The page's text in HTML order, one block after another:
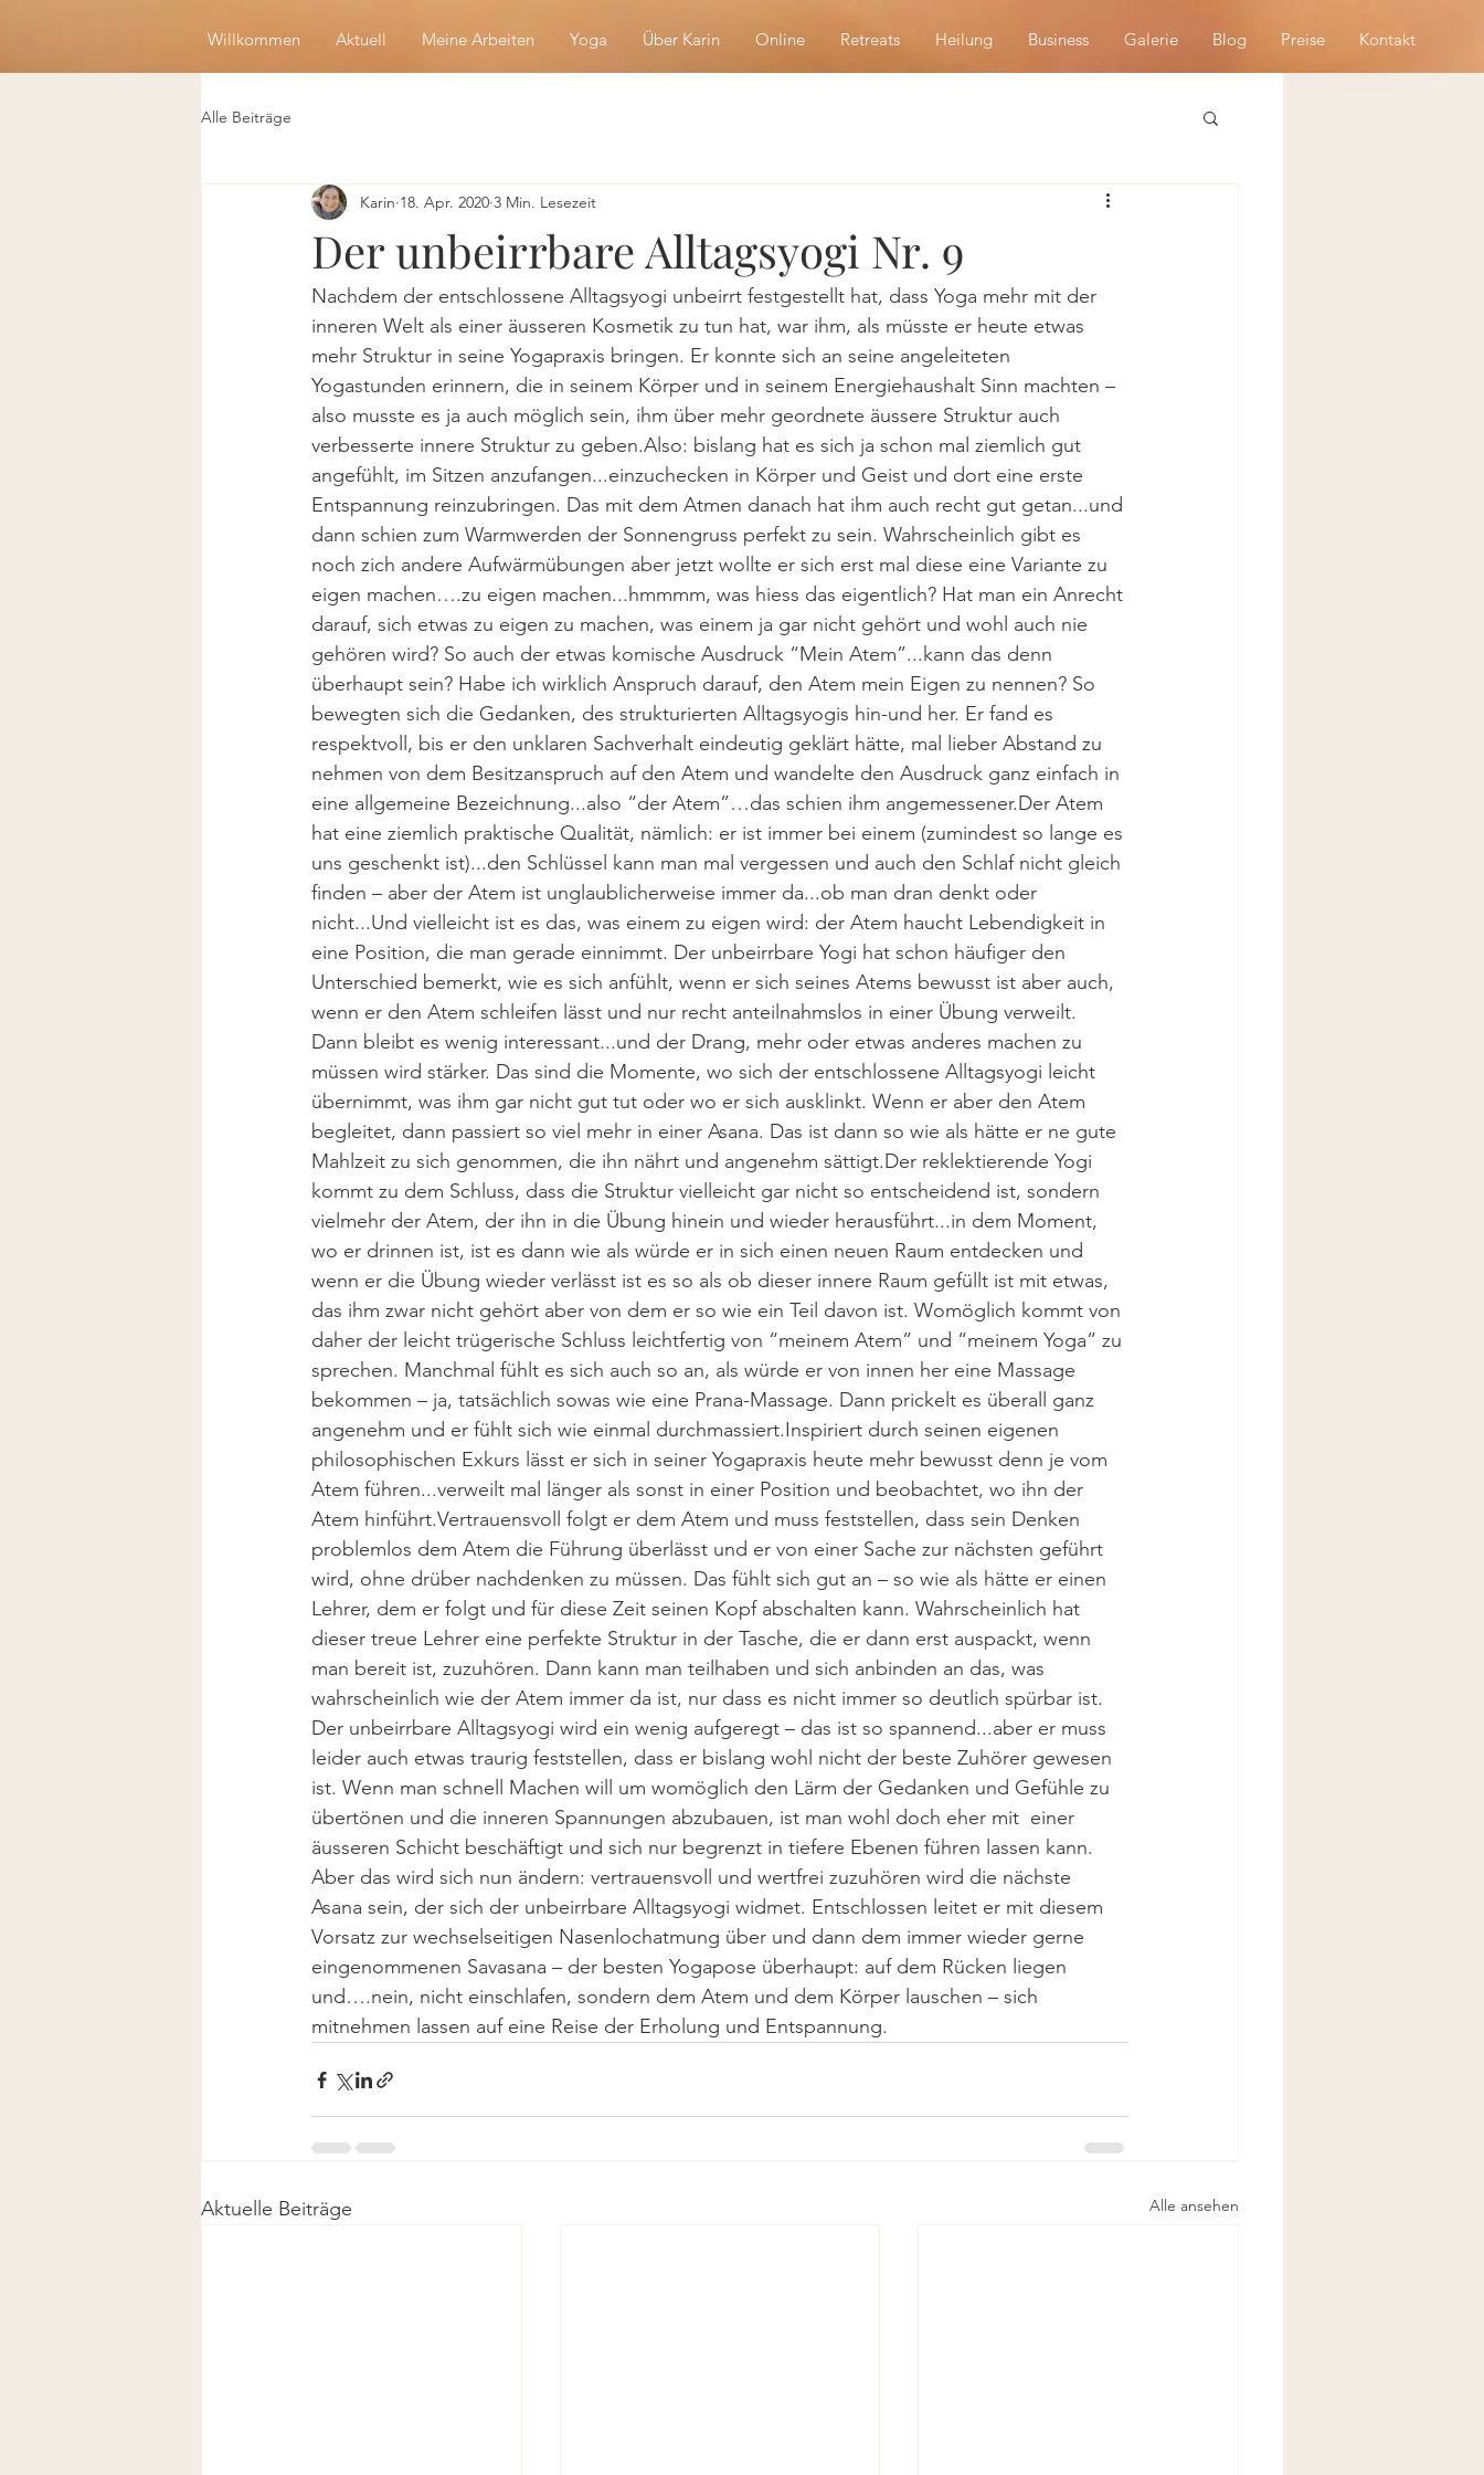
Willkommen Aktuell Meine Arbeiten Yoga Über Karin Online Retreats Heilung Business Galerie Blog Preise Kontakt
Alle Beiträge
Der unbeirrbare Alltagsyogi Nr. 9
Karin 18. Apr. 2020 3 Min. Lesezeit
Nachdem der entschlossene Alltagsyogi unbeirrt festgestellt hat, dass Yoga mehr mit der
inneren Welt als einer äusseren Kosmetik zu tun hat, war ihm, als müsste er heute etwas
mehr Struktur in seine Yogapraxis bringen. Er konnte sich an seine angeleiteten
Yogastunden erinnern, die in seinem Körper und in seinem Energiehaushalt Sinn machten –
also musste es ja auch möglich sein, ihm über mehr geordnete äussere Struktur auch
verbesserte innere Struktur zu geben.Also: bislang hat es sich ja schon mal ziemlich gut
angefühlt, im Sitzen anzufangen...einzuchecken in Körper und Geist und dort eine erste
Entspannung reinzubringen. Das mit dem Atmen danach hat ihm auch recht gut getan...und
dann schien zum Warmwerden der Sonnengruss perfekt zu sein. Wahrscheinlich gibt es
noch zich andere Aufwärmübungen aber jetzt wollte er sich erst mal diese eine Variante zu
eigen machen….zu eigen machen...hmmmm, was hiess das eigentlich? Hat man ein Anrecht
darauf, sich etwas zu eigen zu machen, was einem ja gar nicht gehört und wohl auch nie
gehören wird? So auch der etwas komische Ausdruck “Mein Atem”...kann das denn
überhaupt sein? Habe ich wirklich Anspruch darauf, den Atem mein Eigen zu nennen? So
bewegten sich die Gedanken, des strukturierten Alltagsyogis hin-und her. Er fand es
respektvoll, bis er den unklaren Sachverhalt eindeutig geklärt hätte, mal lieber Abstand zu
nehmen von dem Besitzanspruch auf den Atem und wandelte den Ausdruck ganz einfach in
eine allgemeine Bezeichnung...also “der Atem”…das schien ihm angemessener.Der Atem
hat eine ziemlich praktische Qualität, nämlich: er ist immer bei einem (zumindest so lange es
uns geschenkt ist)...den Schlüssel kann man mal vergessen und auch den Schlaf nicht gleich
finden – aber der Atem ist unglaublicherweise immer da...ob man dran denkt oder
nicht...Und vielleicht ist es das, was einem zu eigen wird: der Atem haucht Lebendigkeit in
eine Position, die man gerade einnimmt. Der unbeirrbare Yogi hat schon häufiger den
Unterschied bemerkt, wie es sich anfühlt, wenn er sich seines Atems bewusst ist aber auch,
wenn er den Atem schleifen lässt und nur recht anteilnahmslos in einer Übung verweilt.
Dann bleibt es wenig interessant...und der Drang, mehr oder etwas anderes machen zu
müssen wird stärker. Das sind die Momente, wo sich der entschlossene Alltagsyogi leicht
übernimmt, was ihm gar nicht gut tut oder wo er sich ausklinkt. Wenn er aber den Atem
begleitet, dann passiert so viel mehr in einer Asana. Das ist dann so wie als hätte er ne gute
Mahlzeit zu sich genommen, die ihn nährt und angenehm sättigt.Der reklektierende Yogi
kommt zu dem Schluss, dass die Struktur vielleicht gar nicht so entscheidend ist, sondern
vielmehr der Atem, der ihn in die Übung hinein und wieder herausführt...in dem Moment,
wo er drinnen ist, ist es dann wie als würde er in sich einen neuen Raum entdecken und
wenn er die Übung wieder verlässt ist es so als ob dieser innere Raum gefüllt ist mit etwas,
das ihm zwar nicht gehört aber von dem er so wie ein Teil davon ist. Womöglich kommt von
daher der leicht trügerische Schluss leichtfertig von “meinem Atem” und “meinem Yoga” zu
sprechen. Manchmal fühlt es sich auch so an, als würde er von innen her eine Massage
bekommen – ja, tatsächlich sowas wie eine Prana-Massage. Dann prickelt es überall ganz
angenehm und er fühlt sich wie einmal durchmassiert.Inspiriert durch seinen eigenen
philosophischen Exkurs lässt er sich in seiner Yogapraxis heute mehr bewusst denn je vom
Atem führen...verweilt mal länger als sonst in einer Position und beobachtet, wo ihn der
Atem hinführt.Vertrauensvoll folgt er dem Atem und muss feststellen, dass sein Denken
problemlos dem Atem die Führung überlässt und er von einer Sache zur nächsten geführt
wird, ohne drüber nachdenken zu müssen. Das fühlt sich gut an – so wie als hätte er einen
Lehrer, dem er folgt und für diese Zeit seinen Kopf abschalten kann. Wahrscheinlich hat
dieser treue Lehrer eine perfekte Struktur in der Tasche, die er dann erst auspackt, wenn
man bereit ist, zuzuhören. Dann kann man teilhaben und sich anbinden an das, was
wahrscheinlich wie der Atem immer da ist, nur dass es nicht immer so deutlich spürbar ist.
Der unbeirrbare Alltagsyogi wird ein wenig aufgeregt – das ist so spannend...aber er muss
leider auch etwas traurig feststellen, dass er bislang wohl nicht der beste Zuhörer gewesen
ist. Wenn man schnell Machen will um womöglich den Lärm der Gedanken und Gefühle zu
übertönen und die inneren Spannungen abzubauen, ist man wohl doch eher mit  einer
äusseren Schicht beschäftigt und sich nur begrenzt in tiefere Ebenen führen lassen kann.
Aber das wird sich nun ändern: vertrauensvoll und wertfrei zuzuhören wird die nächste
Asana sein, der sich der unbeirrbare Alltagsyogi widmet. Entschlossen leitet er mit diesem
Vorsatz zur wechselseitigen Nasenlochatmung über und dann dem immer wieder gerne
eingenommenen Savasana – der besten Yogapose überhaupt: auf dem Rücken liegen
und….nein, nicht einschlafen, sondern dem Atem und dem Körper lauschen – sich
mitnehmen lassen auf eine Reise der Erholung und Entspannung.
Aktuelle Beiträge Alle ansehen